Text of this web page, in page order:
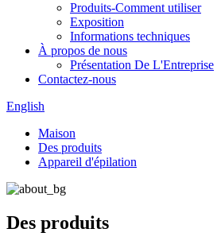
Produits-Comment utiliser
Exposition
Informations techniques
À propos de nous
Présentation De L'Entreprise
Contactez-nous
English
Maison
Des produits
Appareil d'épilation
Des produits